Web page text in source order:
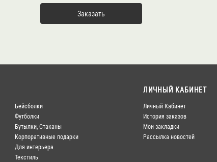
Бейсболки
Футболки
Бутылки, Стаканы
Корпоративные подарки
Для интерьера
Текстиль
ЛИЧНЫЙ КАБИНЕТ
Личный Кабинет
История заказов
Мои закладки
Рассылка новостей